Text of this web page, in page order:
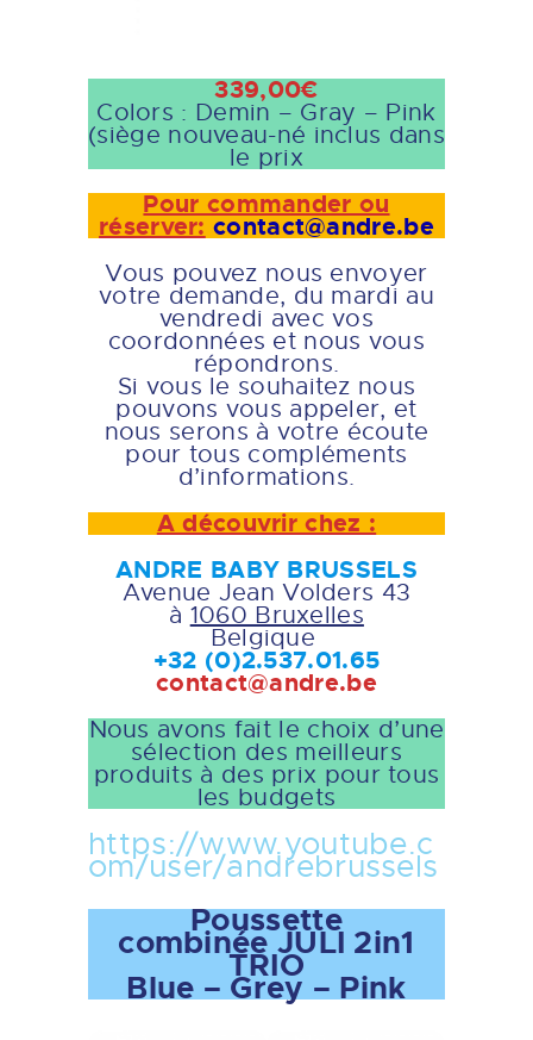
339,00€
Colors : Demin – Gray – Pink
(siège nouveau-né inclus dans
le prix
Pour commander ou
réserver: contact@andre.be
Vous pouvez nous envoyer
votre demande, du mardi au
vendredi avec vos
coordonnées et nous vous
répondrons.
Si vous le souhaitez nous
pouvons vous appeler, et
nous serons à votre écoute
pour tous compléments
d’informations.
A découvrir chez :
ANDRE BABY BRUSSELS
Avenue Jean Volders 43
à 1060 Bruxelles
Belgique
+32 (0)2.537.01.65
contact@andre.be
Nous avons fait le choix d’une
sélection des meilleurs
produits à des prix pour tous
les budgets
https://www.youtube.c
om/user/andrebrussels
Poussette
combinée JULI 2in1
TRIO
Blue – Grey – Pink